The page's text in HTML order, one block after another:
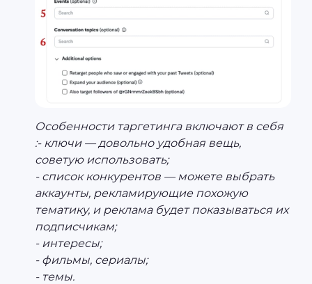
Особенности таргетинга включают в себя
:- ключи — довольно удобная вещь,
советую использовать;
- список конкурентов — можете выбрать
аккаунты, рекламирующие похожую
тематику, и реклама будет показываться их
подписчикам;
- интересы;
- фильмы, сериалы;
- темы.